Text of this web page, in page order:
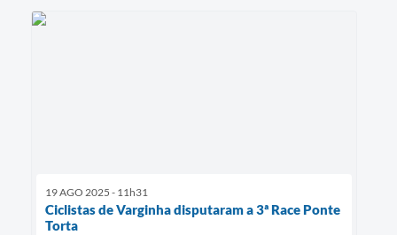
19 AGO 2025 - 11h31
Ciclistas de Varginha disputaram a 3ª Race Ponte
Torta